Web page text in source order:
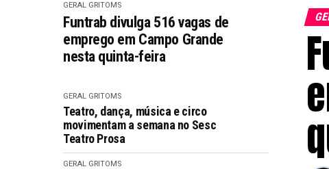
GERAL GRITOMS
Funtrab divulga 516 vagas de
emprego em Campo Grande
nesta quinta-feira
GERAL GRITOMS
Teatro, dança, música e circo
movimentam a semana no Sesc
Teatro Prosa
GERAL GRITOMS